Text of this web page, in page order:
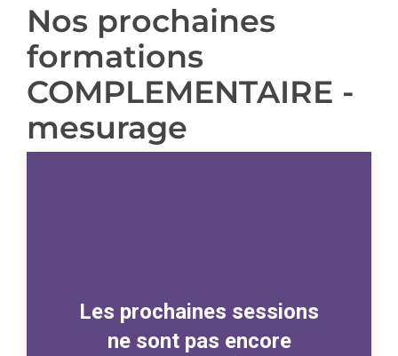
Nos prochaines
formations
COMPLEMENTAIRE -
mesurage
Les prochaines sessions
ne sont pas encore